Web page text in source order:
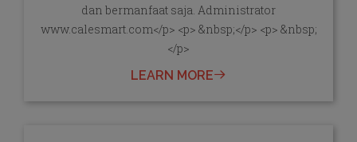
dan bermanfaat saja. Administrator
www.calesmart.com</p> <p> &nbsp;</p> <p> &nbsp;
</p>
LEARN MORE